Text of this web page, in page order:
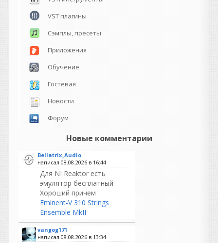
VST плагины
Сэмплы, пресеты
Приложения
Обучение
Гостевая
Новости
Форум
Новые комментарии
Bellatrix_Audio
написал 08.08.2026 в 16:44
Для NI Reaktor есть
эмулятор бесплатный .
Хороший причем
Eminent-V 310 Strings
Ensemble MkII
vangog171
написал 08.08.2026 в 13:34